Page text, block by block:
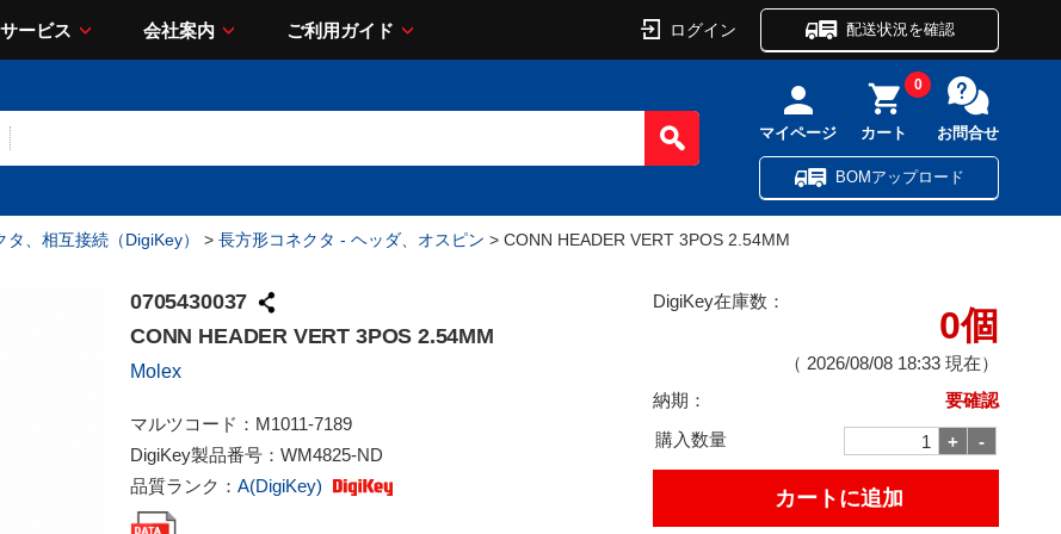
ービス 会社案内 ご利用ガイド ログイン 配送状況を確認
マイページ カート
0
お問合せ
BOMアップロード
タ、相互接続（DigiKey） > 長方形コネクタ - ヘッダ、オスピン > CONN HEADER VERT 3POS 2.54MM
0705430037
CONN HEADER VERT 3POS 2.54MM
Molex
マルツコード： M1011-7189
DigiKey製品番号： WM4825-ND
品質ランク： A(DigiKey)
DigiKey在庫数：
0個
（ 2026/08/08 18:33 現在）
納期：
要確認
購入数量